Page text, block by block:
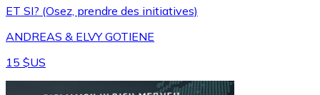
ET SI? (Osez, prendre des initiatives)
ANDREAS & ELVY GOTIENE
15 $US